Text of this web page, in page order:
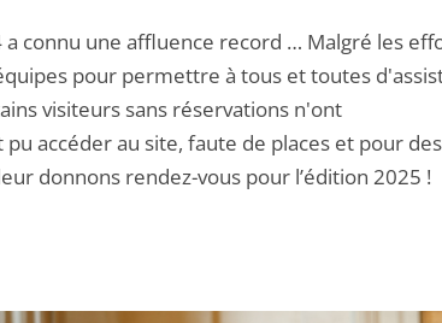
connu une affluence record … Malgré les
pour permettre à tous et toutes
visiteurs sans réservations n'ont
accéder au site, faute de places et pour
donnons rendez-vous pour l’édition 2025 !